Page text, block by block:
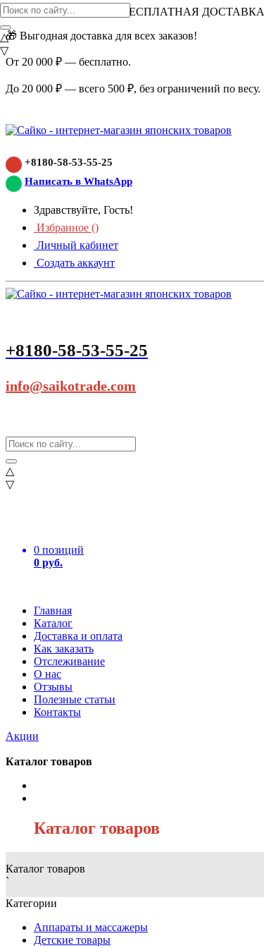
ВНИМАНИЕ АКЦИЯ!
БЕСПЛАТНАЯ ДОСТАВКА
🎁 Выгодная доставка для всех заказов!
От 20 000 ₽ — бесплатно.
До 20 000 ₽ — всего 500 ₽, без ограничений по весу.
+8180-58-53-55-25
Написать в WhatsApp
Здравствуйте, Гость!
Избранное ()
Личный кабинет
Создать аккаунт
+8180-58-53-55-25
info@saikotrade.com
△
▽
0 позиций
0 руб.
Главная
Каталог
Доставка и оплата
Как заказать
Отслеживание
О нас
Отзывы
Полезные статьи
Контакты
Акции
△
▽
Каталог товаров
Каталог товаров
Каталог товаров
`
Категории
Аппараты и массажеры
Детские товары